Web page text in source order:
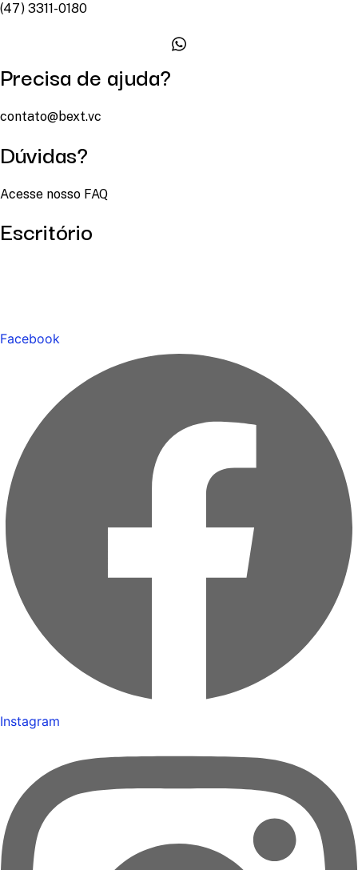
(47) 3311-0180
Precisa de ajuda?
contato@bext.vc
Dúvidas?
Acesse nosso FAQ
Escritório
Facebook
Instagram